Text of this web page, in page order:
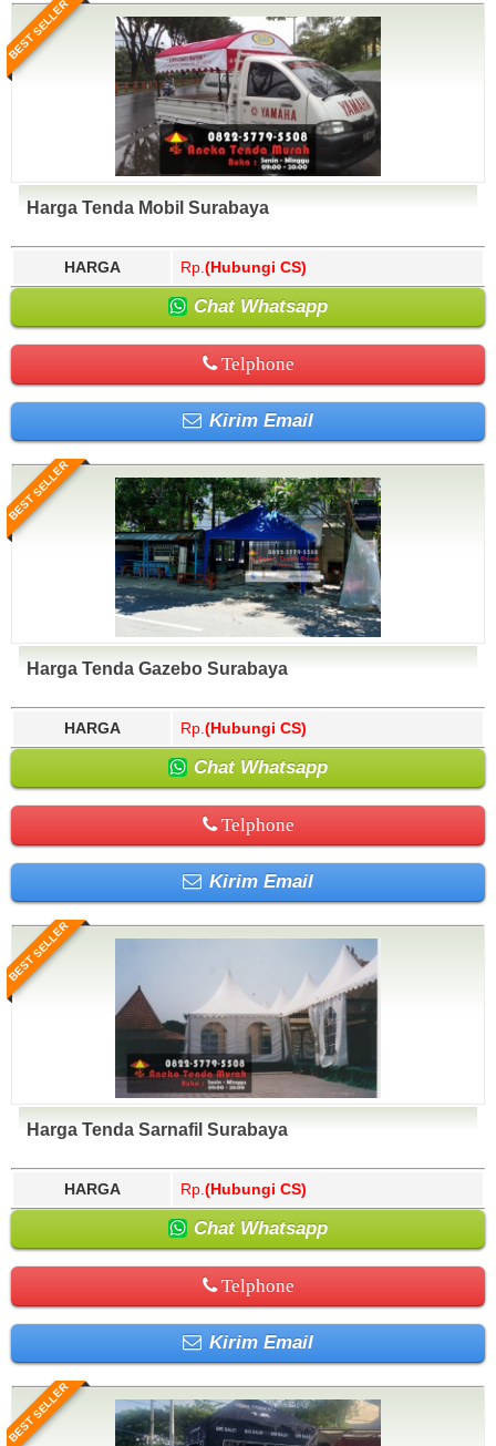
BEST SELLER
Harga Tenda Mobil Surabaya
HARGA Rp. (Hubungi CS)
Chat Whatsapp
Telphone
Kirim Email
BEST SELLER
Harga Tenda Gazebo Surabaya
HARGA Rp. (Hubungi CS)
Chat Whatsapp
Telphone
Kirim Email
BEST SELLER
Harga Tenda Sarnafil Surabaya
HARGA Rp. (Hubungi CS)
Chat Whatsapp
Telphone
Kirim Email
BEST SELLER